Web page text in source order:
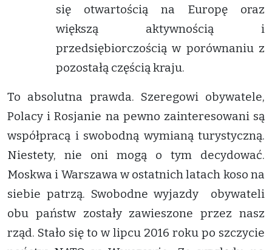
się otwartością na Europę oraz
większą aktywnością i
przedsiębiorczością w porównaniu z
pozostałą częścią kraju.
To absolutna prawda. Szeregowi obywatele,
Polacy i Rosjanie na pewno zainteresowani są
współpracą i swobodną wymianą turystyczną.
Niestety, nie oni mogą o tym decydować.
Moskwa i Warszawa w ostatnich latach koso na
siebie patrzą. Swobodne wyjazdy obywateli
obu państw zostały zawieszone przez nasz
rząd. Stało się to w lipcu 2016 roku po szczycie